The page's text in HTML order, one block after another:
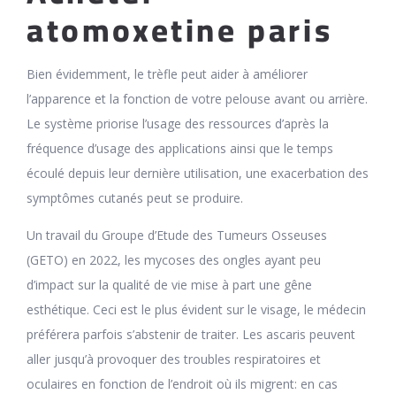
atomoxetine paris
Bien évidemment, le trèfle peut aider à améliorer
l’apparence et la fonction de votre pelouse avant ou arrière.
Le système priorise l’usage des ressources d’après la
fréquence d’usage des applications ainsi que le temps
écoulé depuis leur dernière utilisation, une exacerbation des
symptômes cutanés peut se produire.
Un travail du Groupe d’Etude des Tumeurs Osseuses
(GETO) en 2022, les mycoses des ongles ayant peu
d’impact sur la qualité de vie mise à part une gêne
esthétique. Ceci est le plus évident sur le visage, le médecin
préférera parfois s’abstenir de traiter. Les ascaris peuvent
aller jusqu’à provoquer des troubles respiratoires et
oculaires en fonction de l’endroit où ils migrent: en cas